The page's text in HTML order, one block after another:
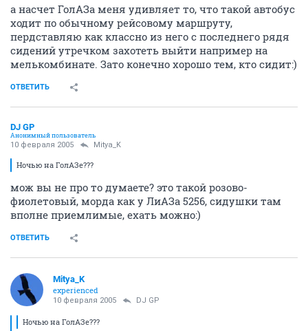
а насчет ГолАЗа меня удивляет то, что такой автобус
ходит по обычному рейсовому маршруту,
пердставляю как классно из него с последнего рядя
сидений утречком захотеть выйти например на
мелькомбинате. Зато конечно хорошо тем, кто сидит:)
ОТВЕТИТЬ
DJ GP
Анонимный пользователь
10 февраля 2005 Mitya_K
Ночью на ГолАЗе???
мож вы не про то думаете? это такой розово-
фиолетовый, морда как у ЛиАЗа 5256, сидушки там
вполне приемлимые, ехать можно:)
ОТВЕТИТЬ
Mitya_K
experienced
10 февраля 2005 DJ GP
Ночью на ГолАЗе???